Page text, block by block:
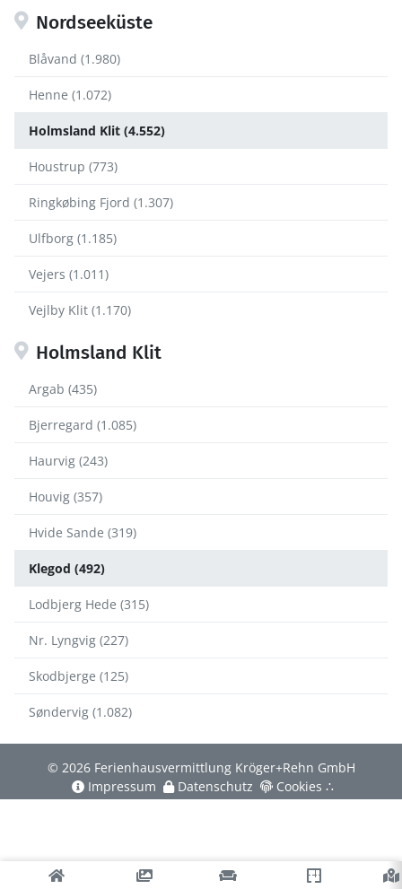
Nordseeküste
Blåvand (1.980)
Henne (1.072)
Holmsland Klit (4.552)
Houstrup (773)
Ringkøbing Fjord (1.307)
Ulfborg (1.185)
Vejers (1.011)
Vejlby Klit (1.170)
Holmsland Klit
Argab (435)
Bjerregard (1.085)
Haurvig (243)
Houvig (357)
Hvide Sande (319)
Klegod (492)
Lodbjerg Hede (315)
Nr. Lyngvig (227)
Skodbjerge (125)
Søndervig (1.082)
© 2026 Ferienhausvermittlung Kröger+Rehn GmbH
Impressum
Datenschutz Cookies ∴